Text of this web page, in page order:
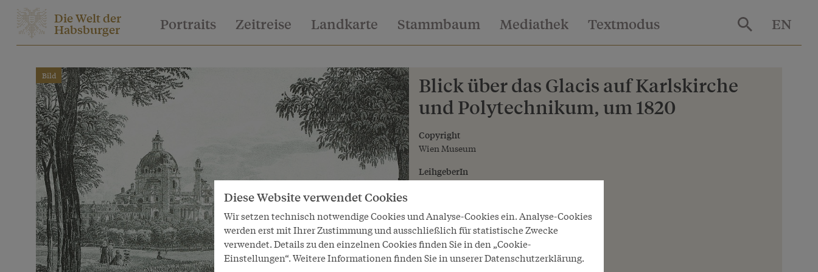
Die Welt der
Habsburger Portraits Zeitreise Landkarte Stammbaum Mediathek Textmodus EN
Bild
Blick über das Glacis auf Karlskirche
und Polytechnikum, um 1820
Copyright
Wien Museum
LeihgeberIn
Diese Website verwendet Cookies
Wir setzen technisch notwendige Cookies und Analyse-Cookies ein. Analyse-Cookies
werden erst mit Ihrer Zustimmung und ausschließlich für statistische Zwecke
verwendet. Details zu den einzelnen Cookies finden Sie in den „Cookie-
Einstellungen“. Weitere Informationen finden Sie in unserer Datenschutzerklärung.